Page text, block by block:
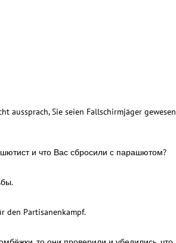
aussprach, Sie seien Fallschirmjäger gewesen
и что Вас сбросили с парашютом?
den Partisanenkampf.